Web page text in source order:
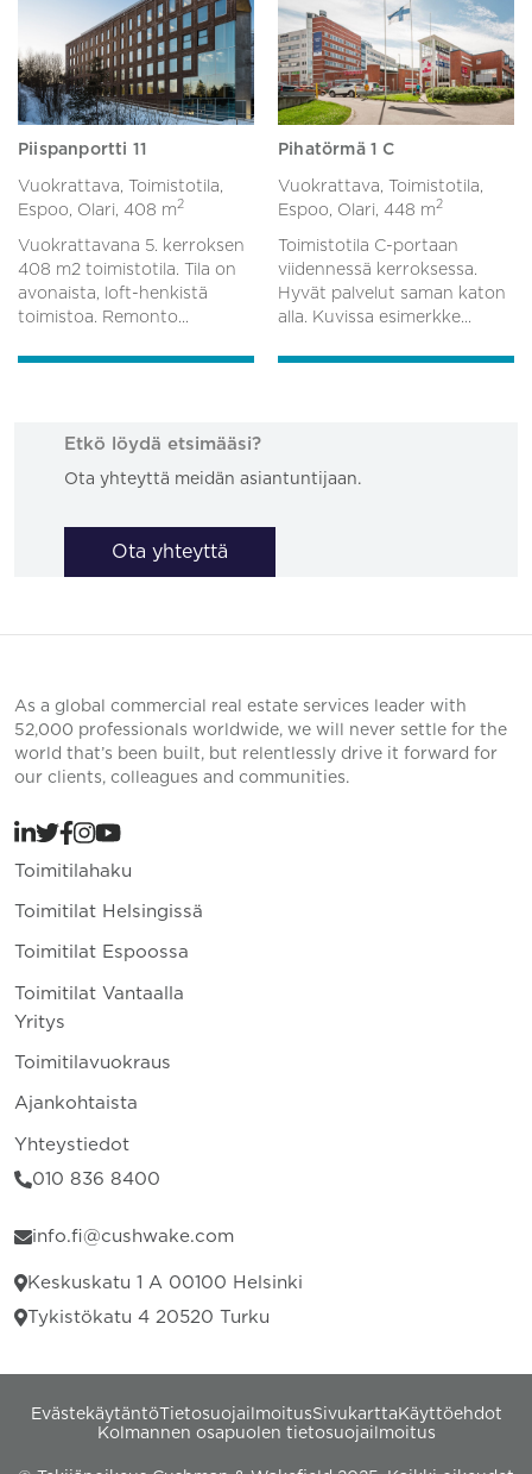
Piispanportti 11
Vuokrattava, Toimistotila,
Espoo, Olari, 408 m2
Vuokrattavana 5. kerroksen
408 m2 toimistotila. Tila on
avonaista, loft-henkistä
toimistoa. Remonto...
Pihatörmä 1 C
Vuokrattava, Toimistotila,
Espoo, Olari, 448 m2
Toimistotila C-portaan
viidennessä kerroksessa.
Hyvät palvelut saman katon
alla. Kuvissa esimerkke...
Etkö löydä etsimääsi?
Ota yhteyttä meidän asiantuntijaan.
Ota yhteyttä
As a global commercial real estate services leader with
52,000 professionals worldwide, we will never settle for the
world that’s been built, but relentlessly drive it forward for
our clients, colleagues and communities.
Toimitilahaku
Toimitilat Helsingissä
Toimitilat Espoossa
Toimitilat Vantaalla
Yritys
Toimitilavuokraus
Ajankohtaista
Yhteystiedot
010 836 8400
info.fi@cushwake.com
Keskuskatu 1 A 00100 Helsinki
Tykistökatu 4 20520 Turku
EvästekäytäntöTietosuojailmoitusSivukartta Käyttöehdot
Kolmannen osapuolen tietosuojailmoitus